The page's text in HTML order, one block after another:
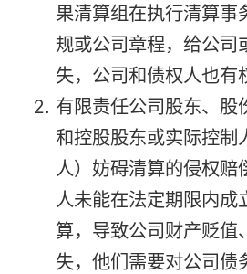
果清算组在执行清算事
规或公司章程，给公司
失，公司和债权人也有
有限责任公司股东、股
和控股股东或实际控制
人）妨碍清算的侵权赔
人未能在法定期限内成
算，导致公司财产贬值
失，他们需要对公司债